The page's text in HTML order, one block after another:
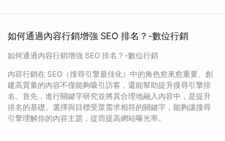
如何通過內容行銷增強 SEO 排名？-數位行銷
如何通過內容行銷增強 SEO 排名？-數位行銷
內容行銷在 SEO（搜尋引擎最佳化）中的角色愈來愈重要。創
建高質量的內容不僅能夠吸引訪客，還能幫助提升搜尋引擎排
名。首先，進行關鍵字研究並將其合理地融入內容中，是提升
排名的基礎。選擇與目標受眾需求相符的關鍵字，能夠讓搜尋
引擎理解你的內容主題，從而提高網站曝光率。